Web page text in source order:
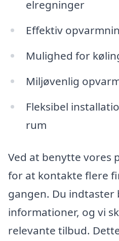
elregninger
Effektiv
Mulighed for
Miljøvenlig
Fleksibel
rum
Ved at benytte vores
for at kontakte flere
gangen. Du indtaster
informationer, og vi
relevante tilbud.